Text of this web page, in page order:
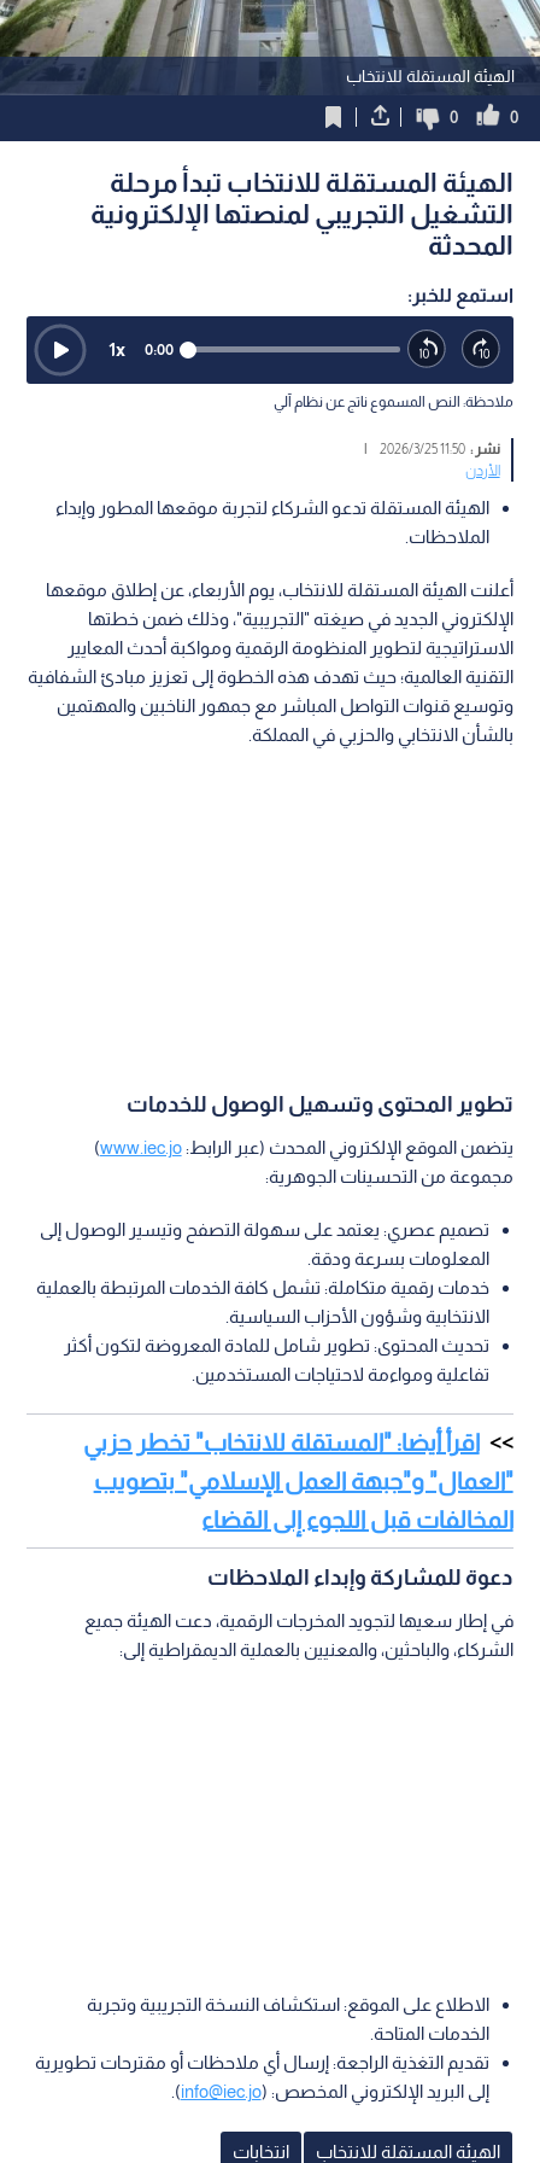
الهيئة المستقلة للانتخاب
0
0
الهيئة المستقلة للانتخاب تبدأ مرحلة
التشغيل التجريبي لمنصتها الإلكترونية
المحدثة
استمع للخبر:
0:00
1x
ملاحظة: النص المسموع ناتج عن نظام آلي
نشر :11:50 2026/3/25
|
الأردن
الهيئة المستقلة تدعو الشركاء لتجربة موقعها المطور وإبداء
الملاحظات.
أعلنت الهيئة المستقلة للانتخاب، يوم الأربعاء، عن إطلاق موقعها
الإلكتروني الجديد في صيغته "التجريبية"، وذلك ضمن خطتها
الاستراتيجية لتطوير المنظومة الرقمية ومواكبة أحدث المعايير
التقنية العالمية؛ حيث تهدف هذه الخطوة إلى تعزيز مبادئ الشفافية
وتوسيع قنوات التواصل المباشر مع جمهور الناخبين والمهتمين
بالشأن الانتخابي والحزبي في المملكة.
تطوير المحتوى وتسهيل الوصول للخدمات
يتضمن الموقع الإلكتروني المحدث (عبر الرابط:www.iec.jo
)
مجموعة من التحسينات الجوهرية:
تصميم عصري: يعتمد على سهولة التصفح وتيسير الوصول إلى
المعلومات بسرعة ودقة.
خدمات رقمية متكاملة: تشمل كافة الخدمات المرتبطة بالعملية
الانتخابية وشؤون الأحزاب السياسية.
تحديث المحتوى: تطوير شامل للمادة المعروضة لتكون أكثر
تفاعلية ومواءمة لاحتياجات المستخدمين.
اقرأ أيضا: "المستقلة للانتخاب" تخطر حزبي
"العمال" و"جبهة العمل الإسلامي" بتصويب
المخالفات قبل اللجوء إلى القضاء
دعوة للمشاركة وإبداء الملاحظات
في إطار سعيها لتجويد المخرجات الرقمية، دعت الهيئة جميع
الشركاء، والباحثين، والمعنيين بالعملية الديمقراطية إلى:
الاطلاع على الموقع: استكشاف النسخة التجريبية وتجربة
الخدمات المتاحة.
تقديم التغذية الراجعة: إرسال أي ملاحظات أو مقترحات تطويرية
إلى البريد الإلكتروني المخصص: (info@iec.jo
).
الهيئة المستقلة للانتخاب انتخابات